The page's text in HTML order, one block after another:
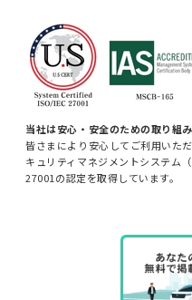
当社は安心・安全のための取り組み
皆さまにより安心してご利用いた
キュリティマネジメントシステム
27001の認定を取得しています。